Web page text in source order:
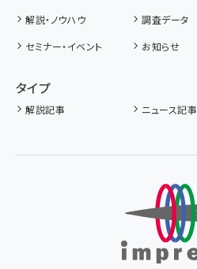
解説・ノウハウ
調査データ
セミナー・イベント
お知らせ
タイプ
解説記事 ニュース記事